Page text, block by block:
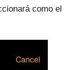
como el